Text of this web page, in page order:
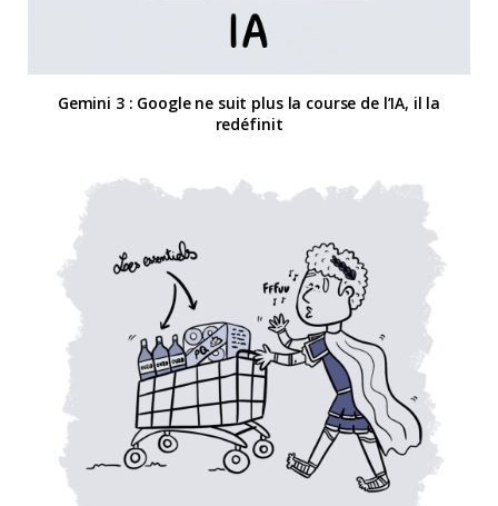
Gemini 3 : Google ne suit plus la course de l’IA, il la
redéfinit